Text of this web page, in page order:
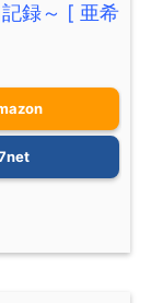
録～ [ 亜希